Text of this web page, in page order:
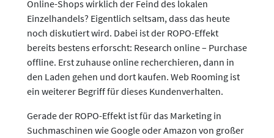
Online-Shops wirklich der Feind des lokalen
Einzelhandels? Eigentlich seltsam, dass das heute
noch diskutiert wird. Dabei ist der ROPO-Effekt
bereits bestens erforscht: Research online – Purchase
offline. Erst zuhause online recherchieren, dann in
den Laden gehen und dort kaufen. Web Rooming ist
ein weiterer Begriff für dieses Kundenverhalten.
Gerade der ROPO-Effekt ist für das Marketing in
Suchmaschinen wie Google oder Amazon von großer